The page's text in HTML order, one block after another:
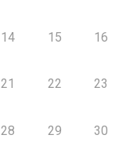
14 15 16
21 22 23
28 29 30